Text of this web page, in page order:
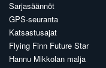
Sarjasäännöt
GPS-seuranta
Katsastusajat
Flying Finn Future Star
Hannu Mikkolan malja